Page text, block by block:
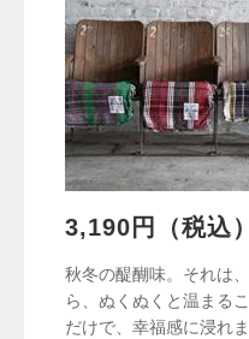
3,190円（税込）
秋冬の醍醐味。それは
ら、ぬくぬくと温まる
だけで、幸福感に浸れ